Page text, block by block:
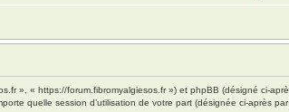
», « https://forum.fibromyalgiesos.fr ») et phpBB (désigné ci-
quelle session d’utilisation de votre part (désignée ci-après